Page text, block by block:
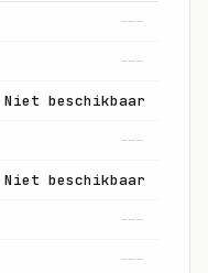
---
---
Niet beschikbaar
---
Niet beschikbaar
---
---